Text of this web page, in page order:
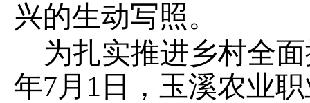
兴的生动写照。
为扎实推进乡村全面
年7月 1 日，玉溪农业